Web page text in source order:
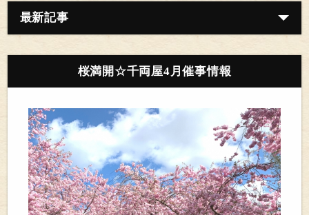
最新記事
桜満開☆千両屋4月催事情報